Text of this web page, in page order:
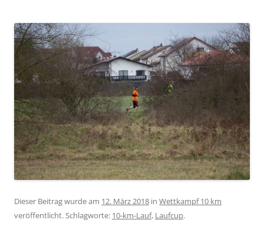
Dieser Beitrag wurde am 12. März 2018 in Wettkampf 10 km
veröffentlicht. Schlagworte: 10-km-Lauf, Laufcup.